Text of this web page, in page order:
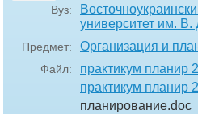
Вуз:
университет им. В.
Предмет: Организация и
Файл: практикум планир
практикум планир
планирование.doc